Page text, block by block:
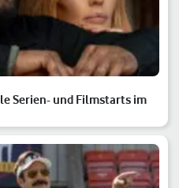
Serien- und Filmstarts im